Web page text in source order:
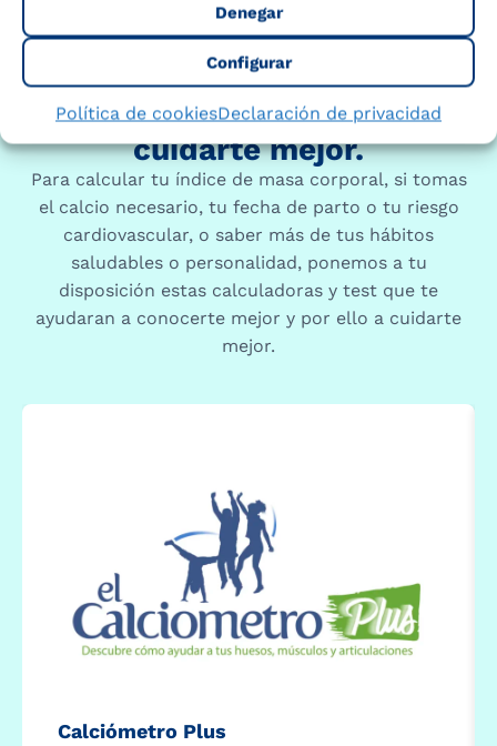
Denegar
Configurar
Política de cookiesDeclaración de privacidad
Te ayudamos a conocerte y a
cuidarte mejor.
Para calcular tu índice de masa corporal, si tomas
el calcio necesario, tu fecha de parto o tu riesgo
cardiovascular, o saber más de tus hábitos
saludables o personalidad, ponemos a tu
disposición estas calculadoras y test que te
ayudaran a conocerte mejor y por ello a cuidarte
mejor.
Calciómetro Plus